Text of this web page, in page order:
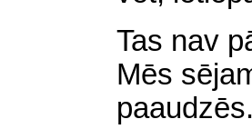
Tas nav
Mēs
paaudzēs.